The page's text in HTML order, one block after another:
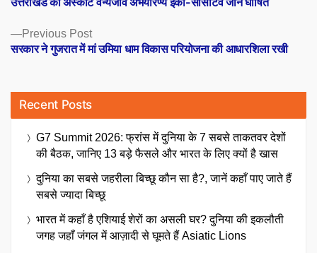
navigation
Previous PostPrevious
post:
सरकार ने गुजरात में मां उमिया धाम विकास परियोजना की आधारशिला रखी
Recent Posts
G7 Summit 2026: फ्रांस में दुनिया के 7 सबसे ताकतवर देशों
की बैठक, जानिए 13 बड़े फैसले और भारत के लिए क्यों है खास
दुनिया का सबसे जहरीला बिच्छू कौन सा है?, जानें कहाँ पाए जाते हैं
सबसे ज्यादा बिच्छू
भारत में कहाँ है एशियाई शेरों का असली घर? दुनिया की इकलौती
जगह जहाँ जंगल में आज़ादी से घूमते हैं Asiatic Lions